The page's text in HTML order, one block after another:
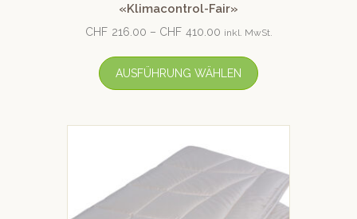
«Klimacontrol-Fair»
CHF 216.00 – CHF 410.00 inkl. MwSt.
AUSFÜHRUNG WÄHLEN